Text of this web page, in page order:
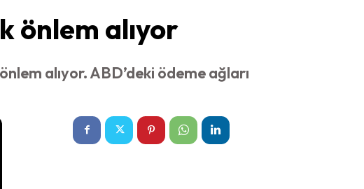
önlem alıyor
alıyor. ABD’deki ödeme ağları